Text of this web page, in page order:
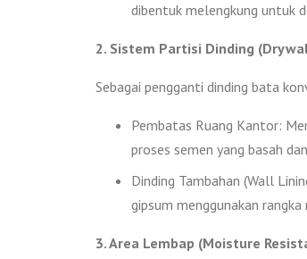
dibentuk melengkung untuk
2. Sistem Partisi Dinding
Sebagai pengganti dinding bata
Pembatas Ruang Kantor:
proses semen yang basah
Dinding Tambahan (Wall
gipsum menggunakan
3. Area Lembap (Moisture